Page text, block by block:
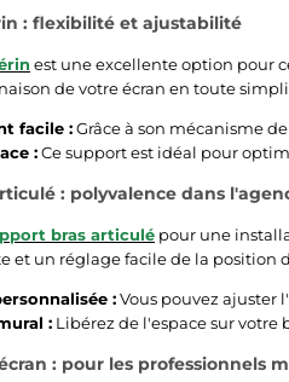
: flexibilité et ajustabilité
est une excellente option pour
de votre écran en toute
facile :Grâce à son mécanisme
:Ce support est idéal pour
: polyvalence dans
bras articulé pour une
et un réglage facile de la position
:Vous pouvez ajuster
: Libérez de l'espace sur
: pour les professionnels